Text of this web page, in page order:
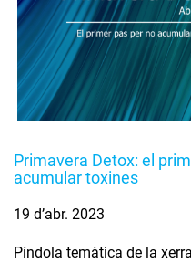
Primavera Detox: el
acumular toxines
19 d’abr. 2023
Píndola temàtica de la